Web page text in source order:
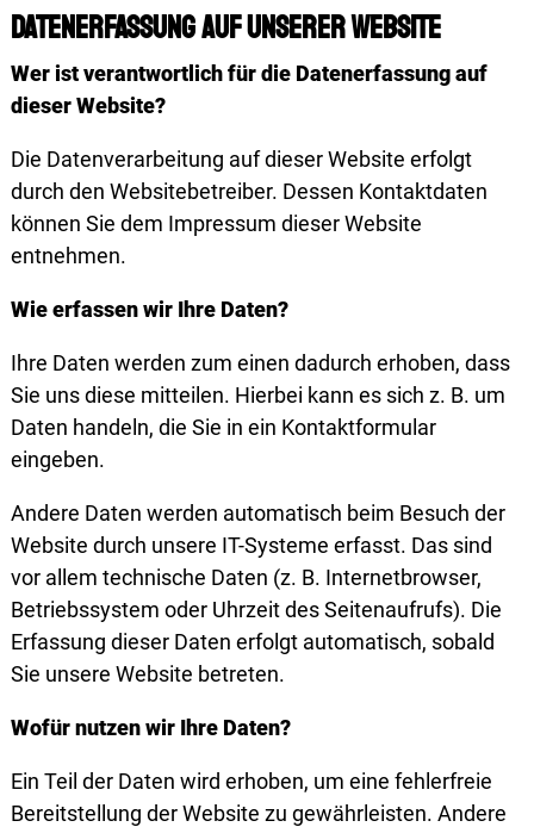
Datenerfassung auf unserer Website
Wer ist verantwortlich für die Daten­erfassung auf
dieser Website?
Die Datenverarbeitung auf dieser Website erfolgt
durch den Websitebetreiber. Dessen Kontaktdaten
können Sie dem Impressum dieser Website
entnehmen.
Wie erfassen wir Ihre Daten?
Ihre Daten werden zum einen dadurch erhoben, dass
Sie uns diese mitteilen. Hierbei kann es sich z. B. um
Daten handeln, die Sie in ein Kontaktformular
eingeben.
Andere Daten werden automatisch beim Besuch der
Website durch unsere IT-Systeme erfasst. Das sind
vor allem technische Daten (z. B. Internetbrowser,
Betriebssystem oder Uhrzeit des Seitenaufrufs). Die
Erfassung dieser Daten erfolgt automatisch, sobald
Sie unsere Website betreten.
Wofür nutzen wir Ihre Daten?
Ein Teil der Daten wird erhoben, um eine fehlerfreie
Bereitstellung der Website zu gewährleisten. Andere